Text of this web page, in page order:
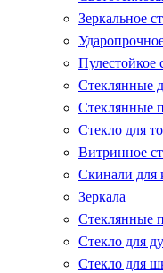
Зеркальное
Пулестойкое
Стеклянные
Стеклянные
Стекло для
Витринное
Скинали для
Зеркала
Стеклянные
Стекло для
Стекло для